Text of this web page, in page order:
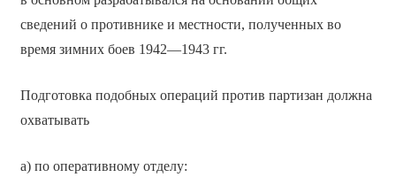
сведений о противнике и местности, полученных во
время зимних боев 1942—1943 гг.
Подготовка подобных операций против партизан должна
охватывать
а) по оперативному отделу: